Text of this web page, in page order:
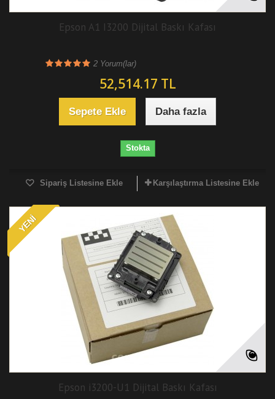
Epson A1 I3200 Dijital Baskı Kafası
2 Yorum(lar)
52,514.17 TL
Sepete Ekle Daha fazla
Stokta
Sipariş Listesine Ekle Karşılaştırma Listesine Ekle
YENI
Epson i3200-U1 Dijital Baskı Kafası